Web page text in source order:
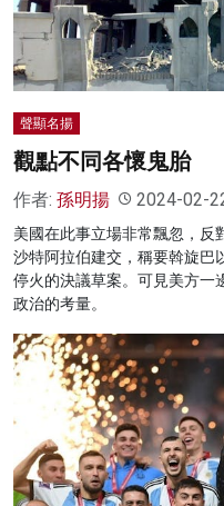
名家榜
灼見活動
聲顯名揚
觀點不同各懷鬼胎
作者: 孫明揚 2024-02-
美國在此事立場非常飄忽，反
沙特阿拉伯建交，稱要斡旋巴
停火的決議草案。可見美方一
政治的考量。